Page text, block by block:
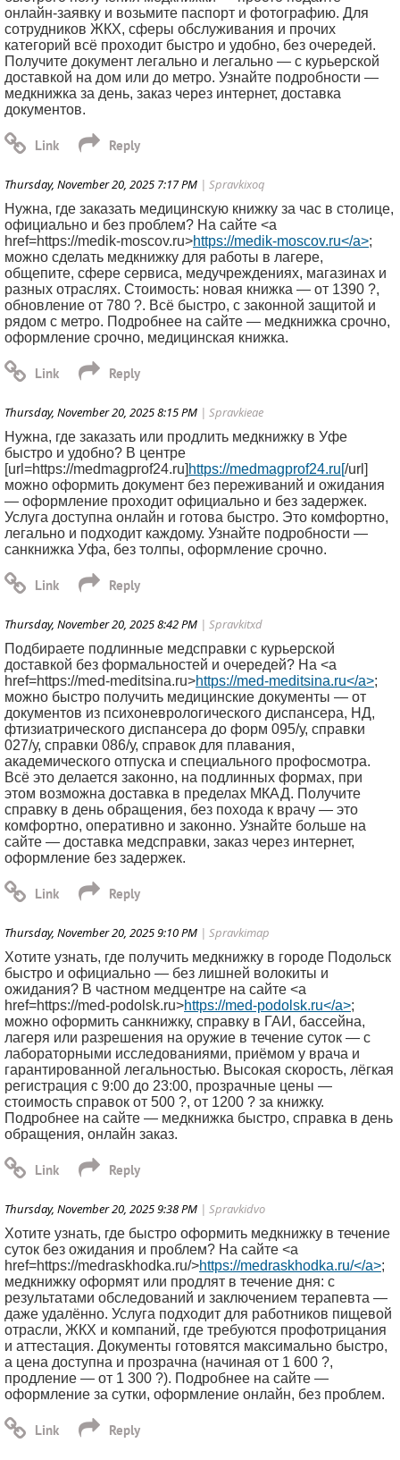
онлайн-заявку и возьмите паспорт и фотографию. Для
сотрудников ЖКХ, сферы обслуживания и прочих
категорий всё проходит быстро и удобно, без очередей.
Получите документ легально и легально — с курьерской
доставкой на дом или до метро. Узнайте подробности —
медкнижка за день, заказ через интернет, доставка
документов.
Thursday, November 20, 2025 7:17 PM | Spravkixoq
Нужна, где заказать медицинскую книжку за час в столице,
официально и без проблем? На сайте <a
href=https://medik-moscov.ru>https://medik-moscov.ru</a>;
можно сделать медкнижку для работы в лагере,
общепите, сфере сервиса, медучреждениях, магазинах и
разных отраслях. Стоимость: новая книжка — от 1390 ?,
обновление от 780 ?. Всё быстро, с законной защитой и
рядом с метро. Подробнее на сайте — медкнижка срочно,
оформление срочно, медицинская книжка.
Thursday, November 20, 2025 8:15 PM | Spravkieae
Нужна, где заказать или продлить медкнижку в Уфе
быстро и удобно? В центре
[url=https://medmagprof24.ru] https://medmagprof24.ru[/url]
можно оформить документ без переживаний и ожидания
— оформление проходит официально и без задержек.
Услуга доступна онлайн и готова быстро. Это комфортно,
легально и подходит каждому. Узнайте подробности —
санкнижка Уфа, без толпы, оформление срочно.
Thursday, November 20, 2025 8:42 PM | Spravkitxd
Подбираете подлинные медсправки с курьерской
доставкой без формальностей и очередей? На <a
href=https://med-meditsina.ru>https://med-meditsina.ru</a>;
можно быстро получить медицинские документы — от
документов из психоневрологического диспансера, НД,
фтизиатрического диспансера до форм 095/у, справки
027/у, справки 086/у, справок для плавания,
академического отпуска и специального профосмотра.
Всё это делается законно, на подлинных формах, при
этом возможна доставка в пределах МКАД. Получите
справку в день обращения, без похода к врачу — это
комфортно, оперативно и законно. Узнайте больше на
сайте — доставка медсправки, заказ через интернет,
оформление без задержек.
Thursday, November 20, 2025 9:10 PM | Spravkimap
Хотите узнать, где получить медкнижку в городе Подольск
быстро и официально — без лишней волокиты и
ожидания? В частном медцентре на сайте <a
href=https://med-podolsk.ru>https://med-podolsk.ru</a>;
можно оформить санкнижку, справку в ГАИ, бассейна,
лагеря или разрешения на оружие в течение суток — с
лабораторными исследованиями, приёмом у врача и
гарантированной легальностью. Высокая скорость, лёгкая
регистрация с 9:00 до 23:00, прозрачные цены —
стоимость справок от 500 ?, от 1200 ? за книжку.
Подробнее на сайте — медкнижка быстро, справка в день
обращения, онлайн заказ.
Thursday, November 20, 2025 9:38 PM | Spravkidvo
Хотите узнать, где быстро оформить медкнижку в течение
суток без ожидания и проблем? На сайте <a
href=https://medraskhodka.ru/>https://medraskhodka.ru/</a>;
медкнижку оформят или продлят в течение дня: с
результатами обследований и заключением терапевта —
даже удалённо. Услуга подходит для работников пищевой
отрасли, ЖКХ и компаний, где требуются профотрицания
и аттестация. Документы готовятся максимально быстро,
а цена доступна и прозрачна (начиная от 1 600 ?,
продление — от 1 300 ?). Подробнее на сайте —
оформление за сутки, оформление онлайн, без проблем.